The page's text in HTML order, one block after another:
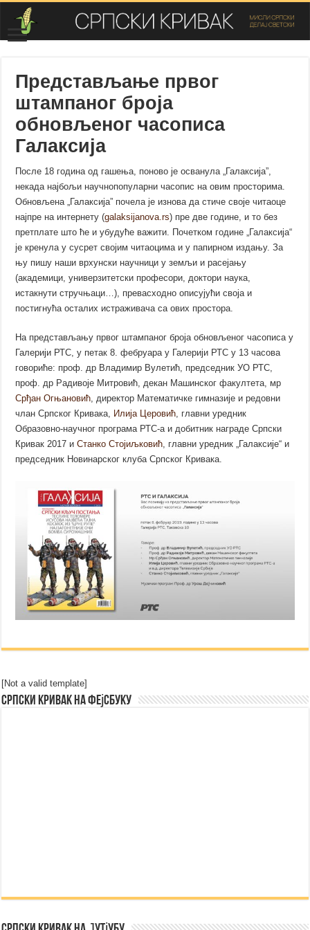
Представљање првог
штампаног броја
обновљеног часописа
Галаксија
После 18 година од гашења, поново је осванула „Галаксија”,
некада најбољи научнопопуларни часопис на овим просторима.
Обновљена „Галаксија” почела је изнова да стиче своје читаоце
најпре на интернету (galaksijanova.rs) пре две године, и то без
претплате што ће и убудуће важити. Почетком године „Галаксија“
је кренула у сусрет својим читаоцима и у папирном издању. За
њу пишу наши врхунски научници у земљи и расејању
(академици, универзитетски професори, доктори наука,
истакнути стручњаци…), превасходно описујући своја и
постигнућа осталих истраживача са ових простора.
На представљању првог штампаног броја обновљеног часописа у
Галерији РТС, у петак 8. фебруара у Галерији РТС у 13 часова
говориће: проф. др Владимир Вулетић, председник УО РТС,
проф. др Радивоје Митровић, декан Машинског факултета, мр
Срђан Огњановић , директор Математичке гимназије и редовни
члан Српског Кривака, Илија Церовић , главни уредник
Образовно-научног програма РТС-а и добитник награде Српски
Кривак 2017 иСтанко Стојиљковић , главни уредник „Галаксије“ и
председник Новинарског клуба Српског Кривака.
[Not a valid template]
Српски Кривак на Фејсбуку